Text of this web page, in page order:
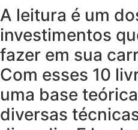
A leitura é um
investimentos
fazer em sua
Com esses 10
uma base
diversas